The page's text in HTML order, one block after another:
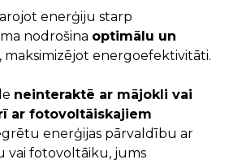
enerģiju starp
nodrošina optimālu un
, maksimizējot energoefektivitāti.
neinteraktē ar mājokli vai
ar fotovoltāiskajiem
enerģijas pārvaldību ar
vai fotovoltāiku, jums